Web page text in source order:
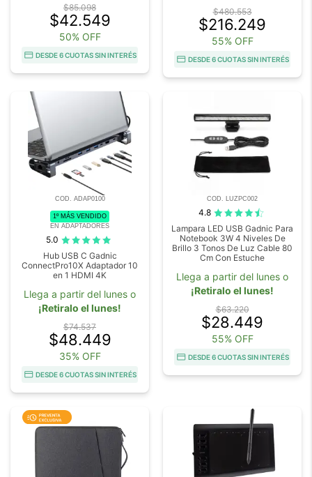
$85.098
$42.549
50% OFF
DESDE 6 CUOTAS SIN INTERÉS
$480.553
$216.249
55% OFF
DESDE 6 CUOTAS SIN INTERÉS
COD. ADAP0100
1º MÁS VENDIDO
EN ADAPTADORES
5.0
Hub USB C Gadnic
ConnectPro10X Adaptador 10
en 1 HDMI 4K
Llega a partir del lunes o
¡Retiralo el lunes!
$74.537
$48.449
35% OFF
DESDE 6 CUOTAS SIN INTERÉS
COD. LUZPC002
4.8
Lampara LED USB Gadnic Para
Notebook 3W 4 Niveles De
Brillo 3 Tonos De Luz Cable 80
Cm Con Estuche
Llega a partir del lunes o
¡Retiralo el lunes!
$63.220
$28.449
55% OFF
DESDE 6 CUOTAS SIN INTERÉS